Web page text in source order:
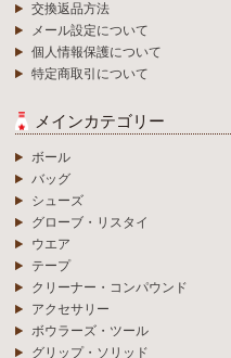
交換返品方法
メール設定について
個人情報保護について
特定商取引について
メインカテゴリー
ボール
バッグ
シューズ
グローブ・リスタイ
ウエア
テープ
クリーナー・コンパウンド
アクセサリー
ボウラーズ・ツール
グリップ・ソリッド